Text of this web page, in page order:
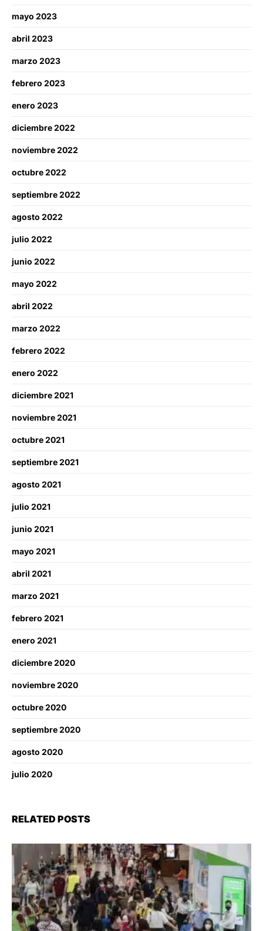
mayo 2023
abril 2023
marzo 2023
febrero 2023
enero 2023
diciembre 2022
noviembre 2022
octubre 2022
septiembre 2022
agosto 2022
julio 2022
junio 2022
mayo 2022
abril 2022
marzo 2022
febrero 2022
enero 2022
diciembre 2021
noviembre 2021
octubre 2021
septiembre 2021
agosto 2021
julio 2021
junio 2021
mayo 2021
abril 2021
marzo 2021
febrero 2021
enero 2021
diciembre 2020
noviembre 2020
octubre 2020
septiembre 2020
agosto 2020
julio 2020
RELATED POSTS